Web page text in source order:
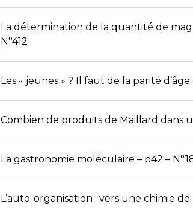
La détermination de la quantité de
N°412
Les « jeunes » ? Il faut de la parité
Combien de produits de Maillard dans
La gastronomie moléculaire – p42 –
L’auto-organisation : vers une chimie